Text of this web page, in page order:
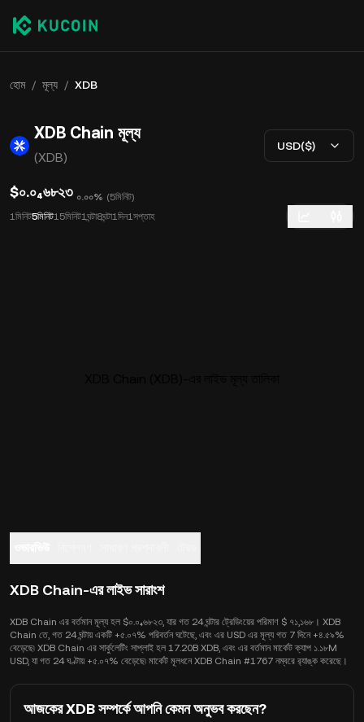
হোম / মূল্য / XDB
XDB Chain মূল্য
(XDB)
USD($)
$০.০₄৬৮২৩ ০.০০% (5মিনিট)
1মিনিট5মিনিট15মিনিট1ঘন্টা8ঘন্টা1দিন1সপ্তাহ
XDB Chain-এর লাইভ সারাংশ
XDB Chain এর বর্তমান মূল্য হল $০.০₄৬৮২৩, যার গত 24 ঘন্টার ট্রেডিংয়ের পরিমাণ $ ৭১,১৬৮। XDB
Chain তে, গত 24 ঘন্টায় একটি +৫.০৭% পরিবর্তন ঘটেছে, এবং এর USD এর মূল্য গত 7 দিনে +৪.৫৯%
বেড়েছে৷ XDB Chain এর সার্কুলেটিং সাপ্লাই হল 17.20B XDB, এবং এর বর্তমান মার্কেট ক্যাপ ১.১৮M
USD, যা গত 24 ঘণ্টায় +৫.০৭% বেড়েছে৷ মার্কেট মূলধনে XDB Chain #1767 নম্বরে র‍্যাঙ্ক করেছে।
আজকের XDB সম্পর্কে আপনি কেমন অনুভব করছেন?